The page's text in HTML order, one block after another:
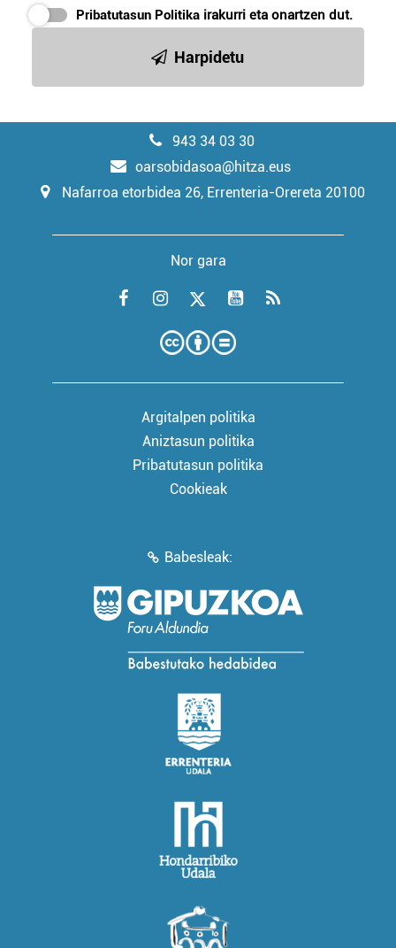
Pribatutasun Politika irakurri eta onartzen dut.
Harpidetu
943 34 03 30
oarsobidasoa@hitza.eus
Nafarroa etorbidea 26, Errenteria-Orereta 20100
Nor gara
Argitalpen politika
Aniztasun politika
Pribatutasun politika
Cookieak
Babesleak: